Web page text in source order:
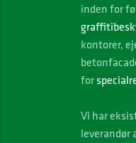
inden for
kontorer,
for
Vi har
leverandør